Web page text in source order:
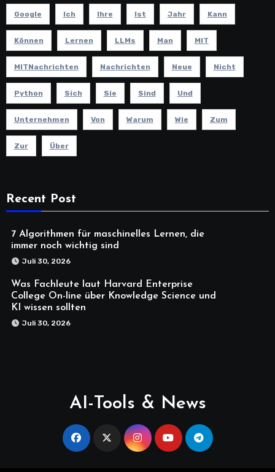
Google Ich Ihre Ist Jahr Kann
Können Lernen LLMs Man MIT
MITNachrichten Nachrichten Neue Nicht
Python Sich Sie Sind Und
Unternehmen Von Warum Wie Zum
Zur Über
Recent Post
7 Algorithmen für maschinelles Lernen, die
immer noch wichtig sind
Juli 30, 2026
Was Fachleute laut Harvard Enterprise
College On-line über Knowledge Science und
KI wissen sollten
Juli 30, 2026
AI-Tools & News